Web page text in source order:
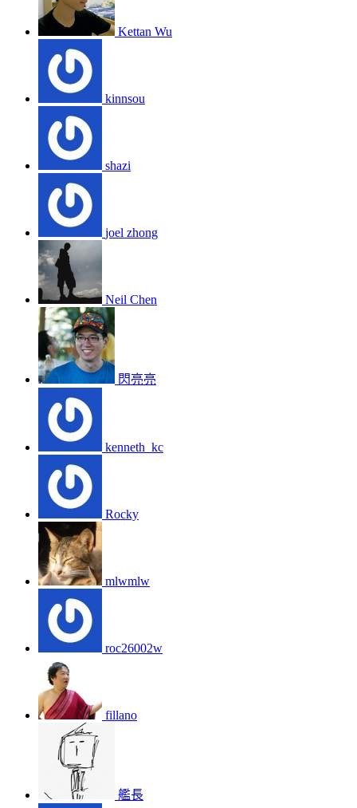
Kettan Wu
kinnsou
shazi
joel zhong
Neil Chen
閃亮亮
kenneth_kc
Rocky
mlwmlw
roc26002w
fillano
艦長